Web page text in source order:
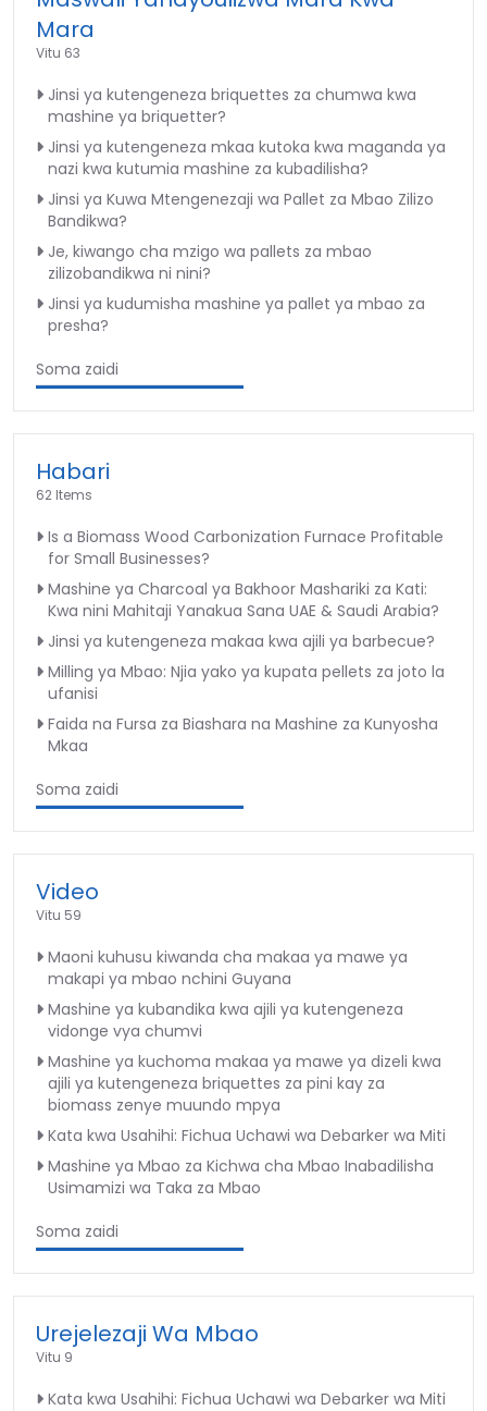
Mara
Vitu 63
Jinsi ya kutengeneza briquettes za chumwa kwa
mashine ya briquetter?
Jinsi ya kutengeneza mkaa kutoka kwa maganda ya
nazi kwa kutumia mashine za kubadilisha?
Jinsi ya Kuwa Mtengenezaji wa Pallet za Mbao Zilizo
Bandikwa?
Je, kiwango cha mzigo wa pallets za mbao
zilizobandikwa ni nini?
Jinsi ya kudumisha mashine ya pallet ya mbao za
presha?
Soma zaidi
Habari
62 Items
Is a Biomass Wood Carbonization Furnace Profitable
for Small Businesses?
Mashine ya Charcoal ya Bakhoor Mashariki za Kati:
Kwa nini Mahitaji Yanakua Sana UAE & Saudi Arabia?
Jinsi ya kutengeneza makaa kwa ajili ya barbecue?
Milling ya Mbao: Njia yako ya kupata pellets za joto la
ufanisi
Faida na Fursa za Biashara na Mashine za Kunyosha
Mkaa
Soma zaidi
Video
Vitu 59
Maoni kuhusu kiwanda cha makaa ya mawe ya
makapi ya mbao nchini Guyana
Mashine ya kubandika kwa ajili ya kutengeneza
vidonge vya chumvi
Mashine ya kuchoma makaa ya mawe ya dizeli kwa
ajili ya kutengeneza briquettes za pini kay za
biomass zenye muundo mpya
Kata kwa Usahihi: Fichua Uchawi wa Debarker wa Miti
Mashine ya Mbao za Kichwa cha Mbao Inabadilisha
Usimamizi wa Taka za Mbao
Soma zaidi
Urejelezaji Wa Mbao
Vitu 9
Kata kwa Usahihi: Fichua Uchawi wa Debarker wa Miti